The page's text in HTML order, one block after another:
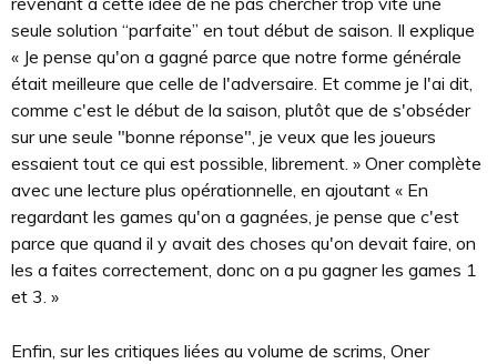
seule solution “parfaite” en tout début de saison. Il explique
« Je pense qu'on a gagné parce que notre forme générale
était meilleure que celle de l'adversaire. Et comme je l'ai dit,
comme c'est le début de la saison, plutôt que de s'obséder
sur une seule "bonne réponse", je veux que les joueurs
essaient tout ce qui est possible, librement. » Oner complète
avec une lecture plus opérationnelle, en ajoutant « En
regardant les games qu'on a gagnées, je pense que c'est
parce que quand il y avait des choses qu'on devait faire, on
les a faites correctement, donc on a pu gagner les games 1
et 3. »
Enfin, sur les critiques liées au volume de scrims, Oner